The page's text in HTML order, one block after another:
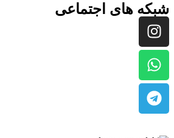
شبکه های اجتماعی